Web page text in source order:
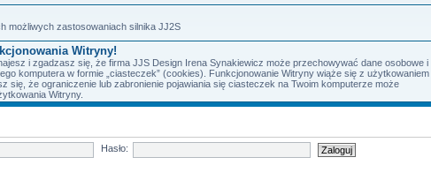
możliwych zastosowaniach silnika JJ2S
Witryny!
i zgadzasz się, że firma JJS Design Irena Synakiewicz może przechowywać dane osobowe i
komputera w formie „ciasteczek” (cookies). Funkcjonowanie Witryny wiąże się z użytkowaniem
się, że ograniczenie lub zabronienie pojawiania się ciasteczek na Twoim komputerze może
Witryny.
Hasło: